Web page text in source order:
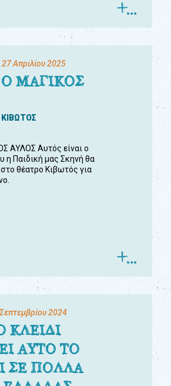
27 Απριλίου 2025
ΜΑΓΙΚΟΣ
ΑΥΛΟΣ Αυτός είναι ο
η Παιδική μας Σκηνή θα
θέατρο Κιβωτός για
2024
ΚΛΕΙΔΙ
ΑΥΤΟ ΤΟ
ΣΕ ΠΟΛΛΑ